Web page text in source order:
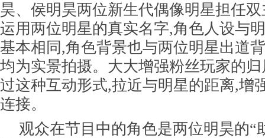
昊、侯明昊两位新生代偶像明星担任
运用两位明星的真实名字,角色人设与
基本相同,角色背景也与两位明星出道
均为实景拍摄。大大增强粉丝玩家的
过这种互动形式,拉近与明星的距离,增
连接。
观众在节目中的角色是两位明昊的“